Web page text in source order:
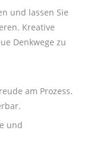
und lassen Sie
Kreative
Denkwege zu
am Prozess.
und